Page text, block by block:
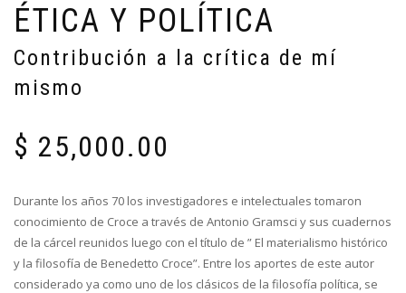
ÉTICA Y POLÍTICA
Contribución a la crítica de mí
mismo
$ 25,000.00
Durante los años 70 los investigadores e intelectuales tomaron
conocimiento de Croce a través de Antonio Gramsci y sus cuadernos
de la cárcel reunidos luego con el título de ” El materialismo histórico
y la filosofía de Benedetto Croce”. Entre los aportes de este autor
considerado ya como uno de los clásicos de la filosofía política, se